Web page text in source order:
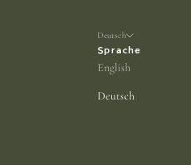
Deutsch
Sprache
English
Deutsch